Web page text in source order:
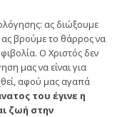
ας διώξουμε
βρούμε το θάρρος να
Ο Χριστός δεν
μας να είναι για
αφού μας αγαπά
του έγινε η
ζωή στην